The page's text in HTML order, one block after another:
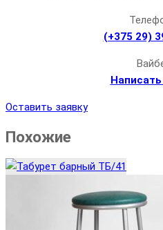
(+375 29)
Оставить заявку
Похожие